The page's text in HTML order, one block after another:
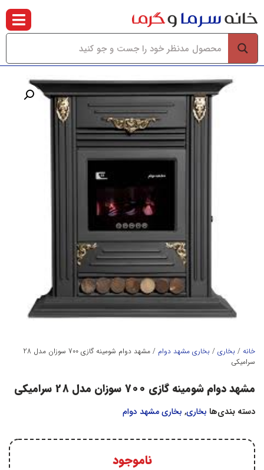
خانه / بخاري / بخاري مشهد دوام
/ مشهد دوام شومینه گازی 700 سوزان مدل 28
سرامیکی
مشهد دوام شومینه گازی 700 سوزان مدل 28 سرامیکی
دسته بندی‌ها بخاري, بخاري مشهد دوام
ناموجود